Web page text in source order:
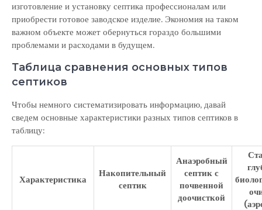
изготовление и установку септика профессионалам или
приобрести готовое заводское изделие. Экономия на таком
важном объекте может обернуться гораздо большими
проблемами и расходами в будущем.
Таблица сравнения основных типов
септиков
Чтобы немного систематизировать информацию, давай
сведем основные характеристики разных типов септиков в
таблицу:
Характеристика
Накопительный
септик
Анаэробный
септик с
почвенной
доочисткой